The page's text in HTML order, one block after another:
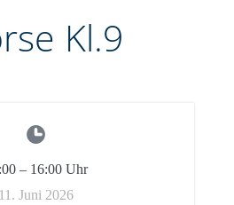
Kl.9
– 16:00Uhr
11. Juni 2026